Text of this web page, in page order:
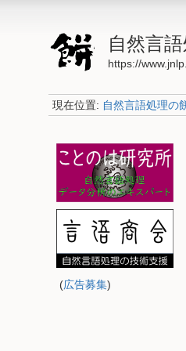
自然言
https://
現在位置: 自然言語処理の
(広告募集)